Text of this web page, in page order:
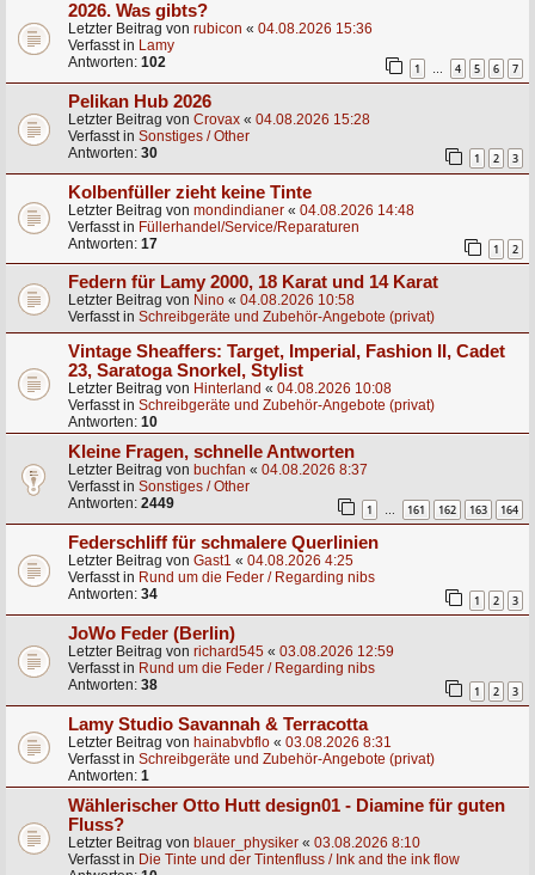
2026. Was gibts?
Letzter Beitrag von rubicon « 04.08.2026 15:36
Verfasst in Lamy
Antworten: 102 1 4 5 6 7
Pelikan Hub 2026
Letzter Beitrag von Crovax « 04.08.2026 15:28
Verfasst in Sonstiges / Other
Antworten: 30 1 2 3
Kolbenfüller zieht keine Tinte
Letzter Beitrag von mondindianer « 04.08.2026 14:48
Verfasst in Füllerhandel/Service/Reparaturen
Antworten: 17 1 2
Federn für Lamy 2000, 18 Karat und 14 Karat
Letzter Beitrag von Nino « 04.08.2026 10:58
Verfasst in Schreibgeräte und Zubehör-Angebote (privat)
Vintage Sheaffers: Target, Imperial, Fashion II, Cadet
23, Saratoga Snorkel, Stylist
Letzter Beitrag von Hinterland « 04.08.2026 10:08
Verfasst in Schreibgeräte und Zubehör-Angebote (privat)
Antworten: 10
Kleine Fragen, schnelle Antworten
Letzter Beitrag von buchfan « 04.08.2026 8:37
Verfasst in Sonstiges / Other
Antworten: 2449 1 … 161 162 163 164
Federschliff für schmalere Querlinien
Letzter Beitrag von Gast1 « 04.08.2026 4:25
Verfasst in Rund um die Feder / Regarding nibs
Antworten: 34 1 2 3
JoWo Feder (Berlin)
Letzter Beitrag von richard545 « 03.08.2026 12:59
Verfasst in Rund um die Feder / Regarding nibs
Antworten: 38 1 2 3
Lamy Studio Savannah & Terracotta
Letzter Beitrag von hainabvbflo « 03.08.2026 8:31
Verfasst in Schreibgeräte und Zubehör-Angebote (privat)
Antworten: 1
Wählerischer Otto Hutt design01 - Diamine für guten
Fluss?
Letzter Beitrag von blauer_physiker « 03.08.2026 8:10
Verfasst in Die Tinte und der Tintenfluss / Ink and the ink flow